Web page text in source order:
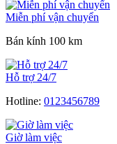
Miễn phí vận chuyển
Bán kính 100 km
Hỗ trợ 24/7
Hotline: 0123456789
Giờ làm việc